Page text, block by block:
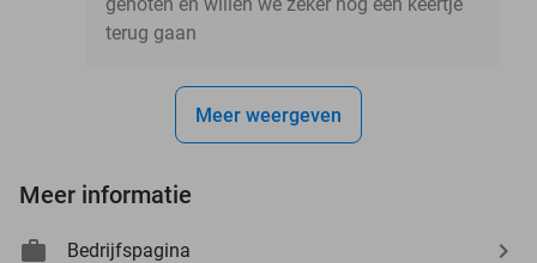
terug gaan
Meer weergeven
Meer informatie
Bedrijfspagina